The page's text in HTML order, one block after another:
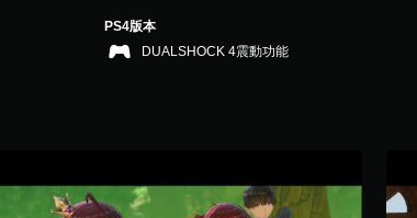
PS4版本
DUALSHOCK 4震動功能